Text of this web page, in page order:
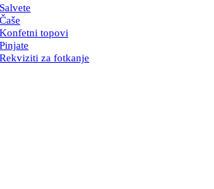
Salvete
Čaše
Konfetni topovi
Pinjate
Rekviziti za fotkanje